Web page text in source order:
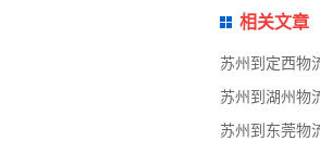
相关文章
苏州到定西物
苏州到湖州物
苏州到东莞物